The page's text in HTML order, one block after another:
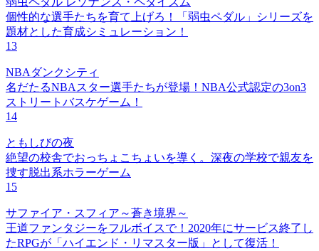
個性的な選手たちを育て上げろ！「弱虫ペダル」シリーズを
題材とした育成シミュレーション！
13
NBAダンクシティ
名だたるNBAスター選手たちが登場！NBA公式認定の3on3
ストリートバスケゲーム！
14
ともしびの夜
絶望の校舎でおっちょこちょいを導く。深夜の学校で親友を
捜す脱出系ホラーゲーム
15
サファイア・スフィア～蒼き境界～
王道ファンタジーをフルボイスで！2020年にサービス終了し
たRPGが「ハイエンド・リマスター版」として復活！